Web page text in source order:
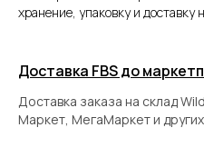
хранение, упаковку и доставку
Доставка FBS до
Доставка заказа на склад
Маркет, МегаМаркет и
повышая
бизнеса!
и продажах